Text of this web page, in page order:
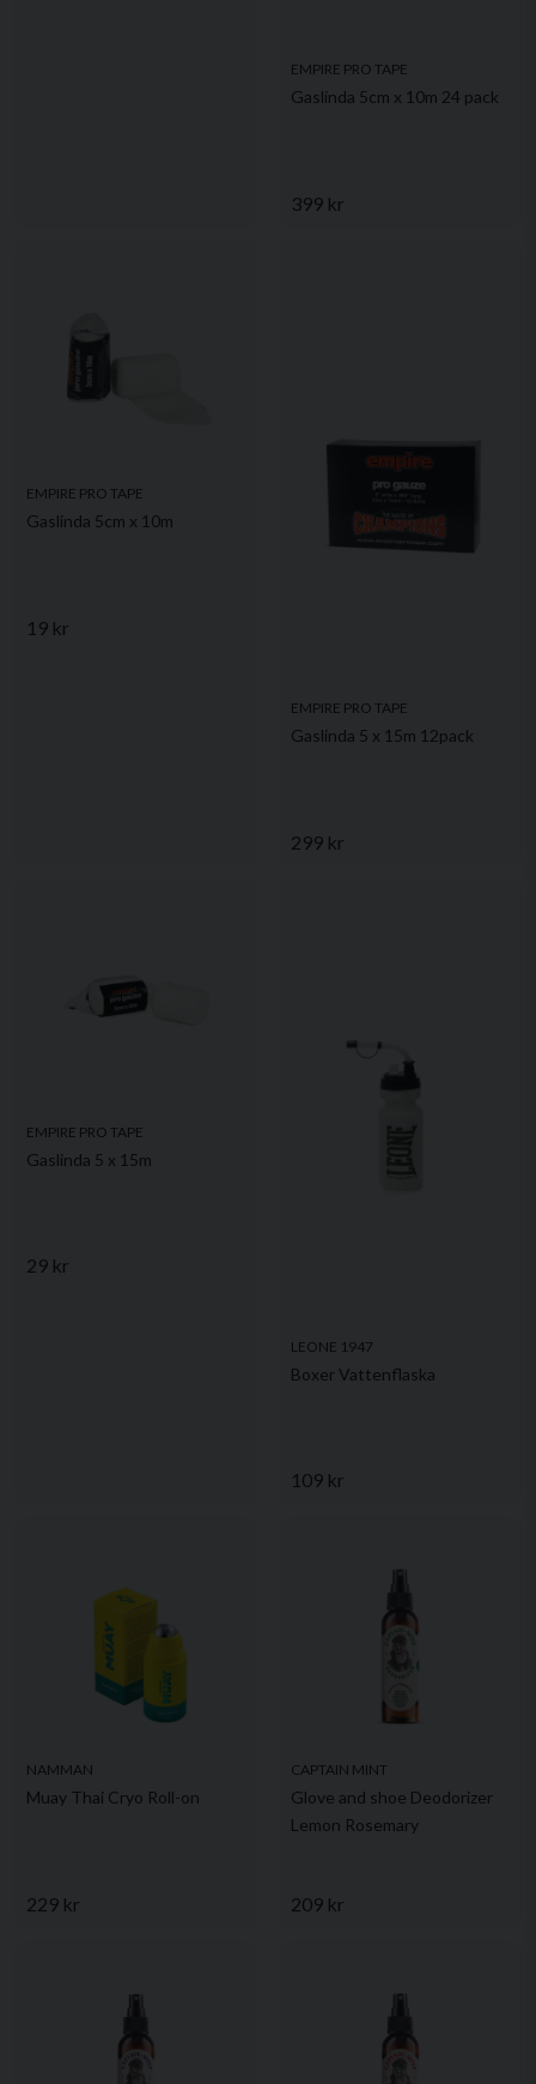
EMPIRE PRO TAPE
Gaslinda 5cm x 10m 24 pack
399 kr
EMPIRE PRO TAPE
Gaslinda 5cm x 10m
19 kr
EMPIRE PRO TAPE
Gaslinda 5 x 15m 12pack
299 kr
EMPIRE PRO TAPE
Gaslinda 5 x 15m
29 kr
LEONE 1947
Boxer Vattenflaska
109 kr
NAMMAN
Muay Thai Cryo Roll-on
229 kr
CAPTAIN MINT
Glove and shoe Deodorizer
Lemon Rosemary
209 kr